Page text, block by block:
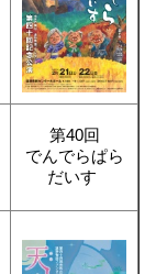
第40回
でんでらぱら
だいす